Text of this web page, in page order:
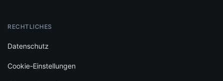
RECHTLICHES
Datenschutz
Cookie-Einstellungen